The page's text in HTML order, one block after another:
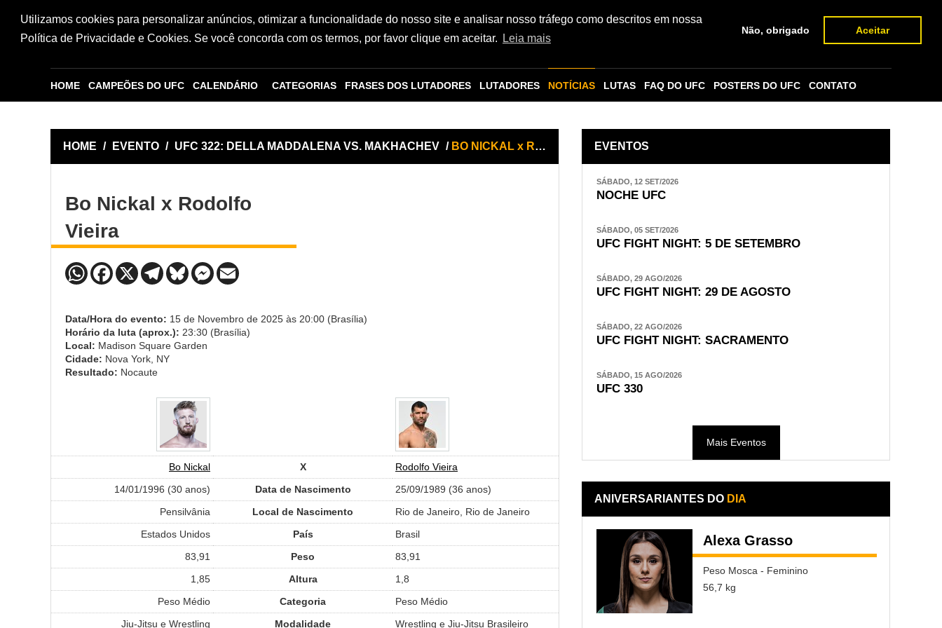
Utilizamos cookies para personalizar anúncios, otimizar a funcionalidade do nosso site e analisar nosso tráfego como descritos em nossa
Política de Privacidade e Cookies. Se você concorda com os termos, por favor clique em aceitar.
Leia mais
Não, obrigado Aceitar
HOME CAMPEÕES DO UFC CALENDÁRIO CATEGORIAS FRASES DOS LUTADORES LUTADORES NOTÍCIAS LUTAS FAQ DO UFC POSTERS DO UFC CONTATO
HOME / EVENTO / UFC 322: DELLA MADDALENA VS. MAKHACHEV / BO NICKAL x RODOLFO VIEIRA
Bo Nickal x Rodolfo
Vieira
Data/Hora do evento: 15 de Novembro de 2025 às 20:00 (Brasília)
Horário da luta (aprox.): 23:30 (Brasília)
Local: Madison Square Garden
Cidade: Nova York, NY
Resultado: Nocaute
Bo Nickal X
Rodolfo Vieira
14/01/1996 (30 anos)
Data de Nascimento
25/09/1989 (36 anos)
Pensilvânia
Local de Nascimento
Rio de Janeiro, Rio de Janeiro
Estados Unidos
País
Brasil
83,91
Peso
83,91
1,85
Altura
1,8
Peso Médio
Categoria
Peso Médio
Jiu-Jitsu e Wrestling
Modalidade Wrestling e Jiu-Jitsu Brasileiro
EVENTOS
SÁBADO, 12 SET/2026
NOCHE UFC
SÁBADO, 05 SET/2026
UFC FIGHT NIGHT: 5 DE SETEMBRO
SÁBADO, 29 AGO/2026
UFC FIGHT NIGHT: 29 DE AGOSTO
SÁBADO, 22 AGO/2026
UFC FIGHT NIGHT: SACRAMENTO
SÁBADO, 15 AGO/2026
UFC 330
Mais Eventos
ANIVERSARIANTES DO DIA
Alexa Grasso
Peso Mosca - Feminino
56,7 kg